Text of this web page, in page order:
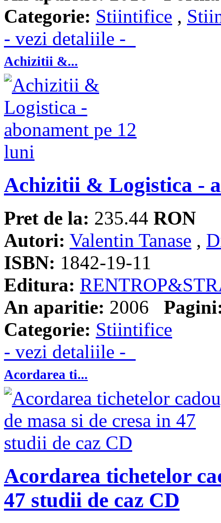
Categorie: Stiintifice ,
- vezi detaliile -
Achizitii &...
Achizitii & Logistica -
Pret de la: 235.44 RON
Autori: Valentin Tanase ,
ISBN: 1842-19-11
Editura:
An aparitie: 2006
Categorie: Stiintifice
- vezi detaliile -
Acordarea ti...
Acordarea tichetelor
47 studii de caz CD